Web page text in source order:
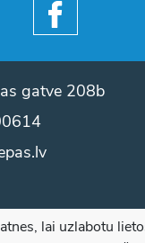
gatve 208b
- 18:00
lai uzlabotu